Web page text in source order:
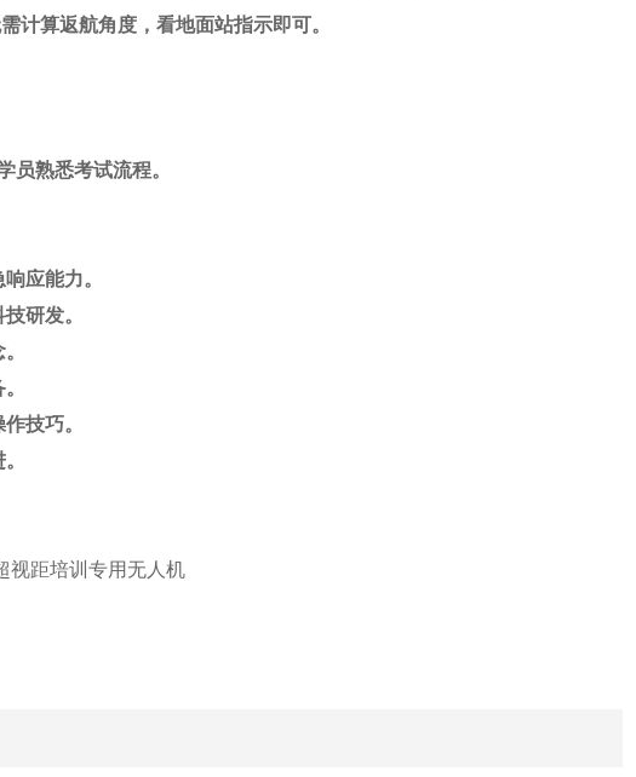
计算返航角度，看地面站指示即可。
熟悉考试流程。
应能力。
研发。
技巧。